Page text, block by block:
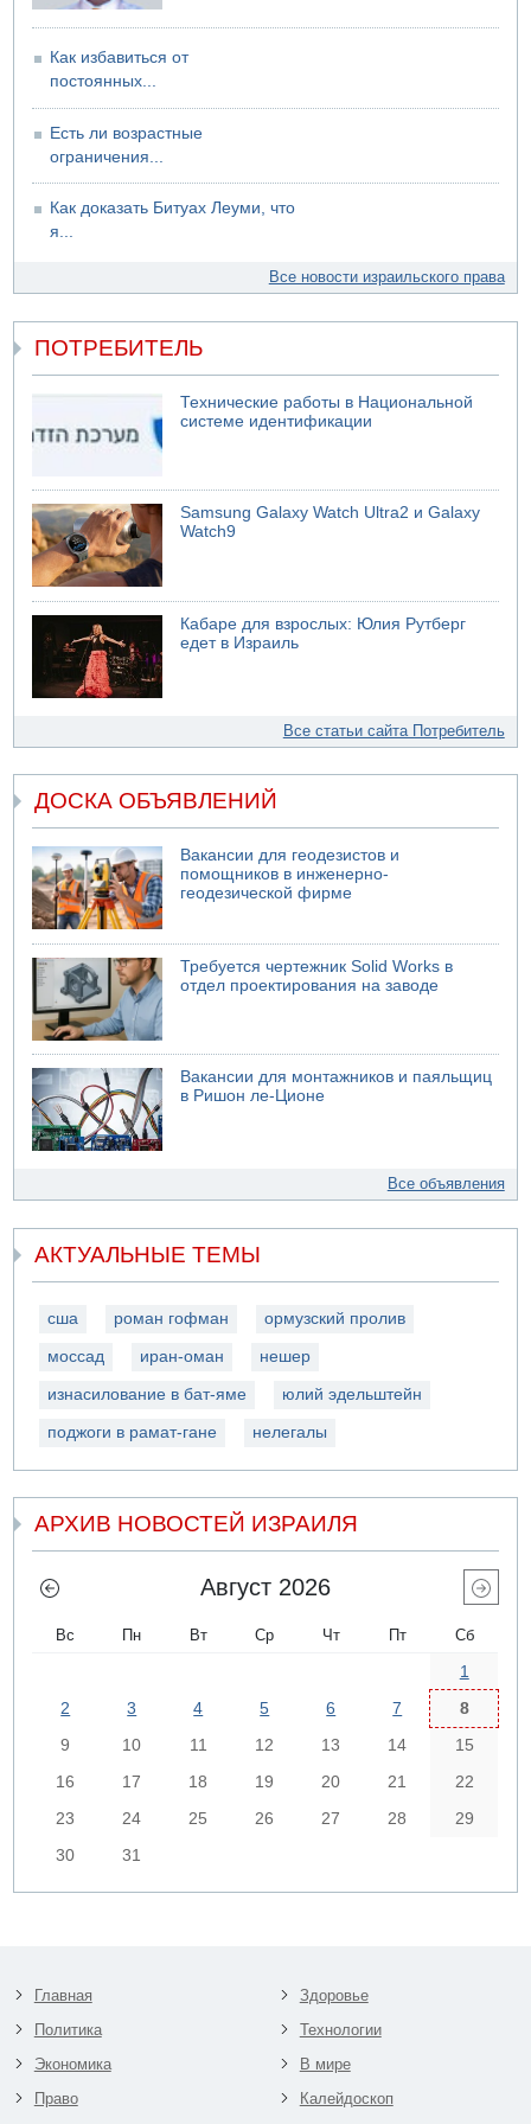
06.08.2026 11:41
Трое подростков ограбили сексшоп в Холоне
Как избавиться от
постоянных...
Есть ли возрастные
ограничения...
Как доказать Битуах Леуми, что
я...
Все новости израильского права
ПОТРЕБИТЕЛЬ
Технические работы в Национальной
системе идентификации
Samsung Galaxy Watch Ultra2 и Galaxy
Watch9
Кабаре для взрослых: Юлия Рутберг
едет в Израиль
Все статьи сайта Потребитель
ДОСКА ОБЪЯВЛЕНИЙ
Вакансии для геодезистов и
помощников в инженерно-
геодезической фирме
Требуется чертежник Solid Works в
отдел проектирования на заводе
Вакансии для монтажников и паяльщиц
в Ришон ле-Ционе
Все объявления
АКТУАЛЬНЫЕ ТЕМЫ
сша роман гофман ормузский пролив
моссад иран-оман нешер
изнасилование в бат-яме юлий эдельштейн
поджоги в рамат-гане нелегалы
АРХИВ НОВОСТЕЙ ИЗРАИЛЯ
Август 2026
Вс Пн Вт Ср Чт Пт Сб
1
2
3 4 5 6 7
8
9
10 11 12 13 14
15
16
17 18 19 20 21
22
23
24 25 26 27 28
29
30
31
Главная
Политика
Экономика
Право
Здоровье
Технологии
В мире
Калейдоскоп